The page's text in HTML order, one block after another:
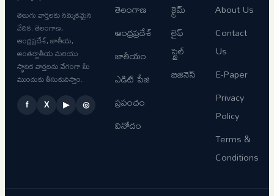
తెలుగు వార్తలకు నమ్మకమైన
వేదిక. తెలంగాణ,
ఆంధ్రప్రదేశ్, జాతీయ,
అంతర్జాతీయ మరియు
స్థానిక వార్తలను వేగంగా మీ
ముందుకు తీసుకువస్తాం.
f X ▶ ◎
తెలంగాణ
ఆంధ్రప్రదేశ్
జాతీయం
ఎడిట్ పేజి
ప్రపంచం
వినోదం
క్రైమ్
లైఫ్
స్టైల్
బిజినెస్
About Us
Contact
Us
E-Paper
Privacy
Policy
Terms &
Conditions